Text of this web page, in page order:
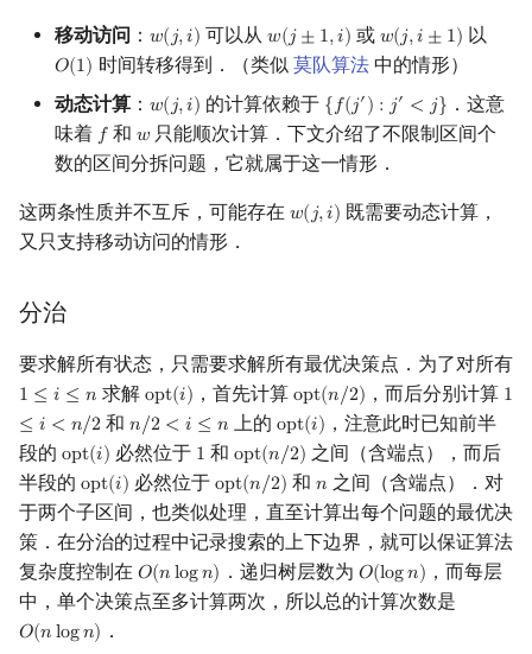
移动访问 ： 𝑤(𝑗,𝑖)
w(j,i) 可以从𝑤(𝑗 ± 1,𝑖)
w(j±1, i) 或 𝑤(𝑗,𝑖 ± 1)
w(j,i± 1) 以
𝑂(1)
O(1) 时间转移得到．（类似 莫队算法中的情形）
动态计算 ： 𝑤(𝑗,𝑖)
w(j,i) 的计算依赖于 {𝑓(𝑗′) : 𝑗′ < 𝑗}
{f(j′): j′ < }
．这意
味着 𝑓
f 和 𝑤
w 只能顺次计算．下文介绍了不限制区间个
数的区间分拆问题，它就属于这一情形．
这两条性质并不互斥，可能存在 𝑤(𝑗,𝑖)
w(j,i)
既需要动态计算，
又只支持移动访问的情形．
分治
要求解所有状态，只需要求解所有最优决策点．为了对所有
1 ≤ 𝑖 ≤ 𝑛
1 ≤i≤ n 求解 opt(𝑖)
opt(i) ，首先计算 opt(𝑛/2)
opt(n/2) ，而后分别计算 1
≤ 𝑖 < 𝑛/2
1≤
和𝑛/2 < 𝑖 ≤ 𝑛
n/2<i≤ n 上的 opt(𝑖)
opt(i) ，注意此时已知前半
段的 opt(𝑖)
opt(i) 必然位于 1
1 和opt(𝑛/2)
opt(n/2) 之间（含端点），而后
半段的 opt(𝑖)
opt(i) 必然位于opt(𝑛/2)
opt(n/2) 和𝑛
n 之间（含端点）．对
于两个子区间，也类似处理，直至计算出每个问题的最优决
策．在分治的过程中记录搜索的上下边界，就可以保证算法
复杂度控制在 𝑂(𝑛log𝑛)
O(nlogn) ．递归树层数为 𝑂(log𝑛)
O(logn)
，而每层
中，单个决策点至多计算两次，所以总的计算次数是
𝑂(𝑛log𝑛)
O(nlogn) ．